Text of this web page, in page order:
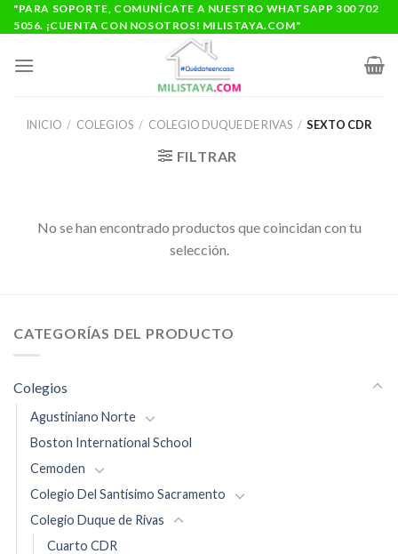
Saltar
al
"PARA SOPORTE, COMUNÍCATE A NUESTRO WHATSAPP 300 702
5056. ¡CUENTA CON NOSOTROS! MILISTAYA.COM"
INICIO / COLEGIOS / COLEGIO DUQUE DE RIVAS / SEXTO CDR
FILTRAR
No se han encontrado productos que coincidan con tu
selección.
CATEGORÍAS DEL PRODUCTO
Colegios
Agustiniano Norte
Boston International School
Cemoden
Colegio Del Santísimo Sacramento
Colegio Duque de Rivas
Cuarto CDR